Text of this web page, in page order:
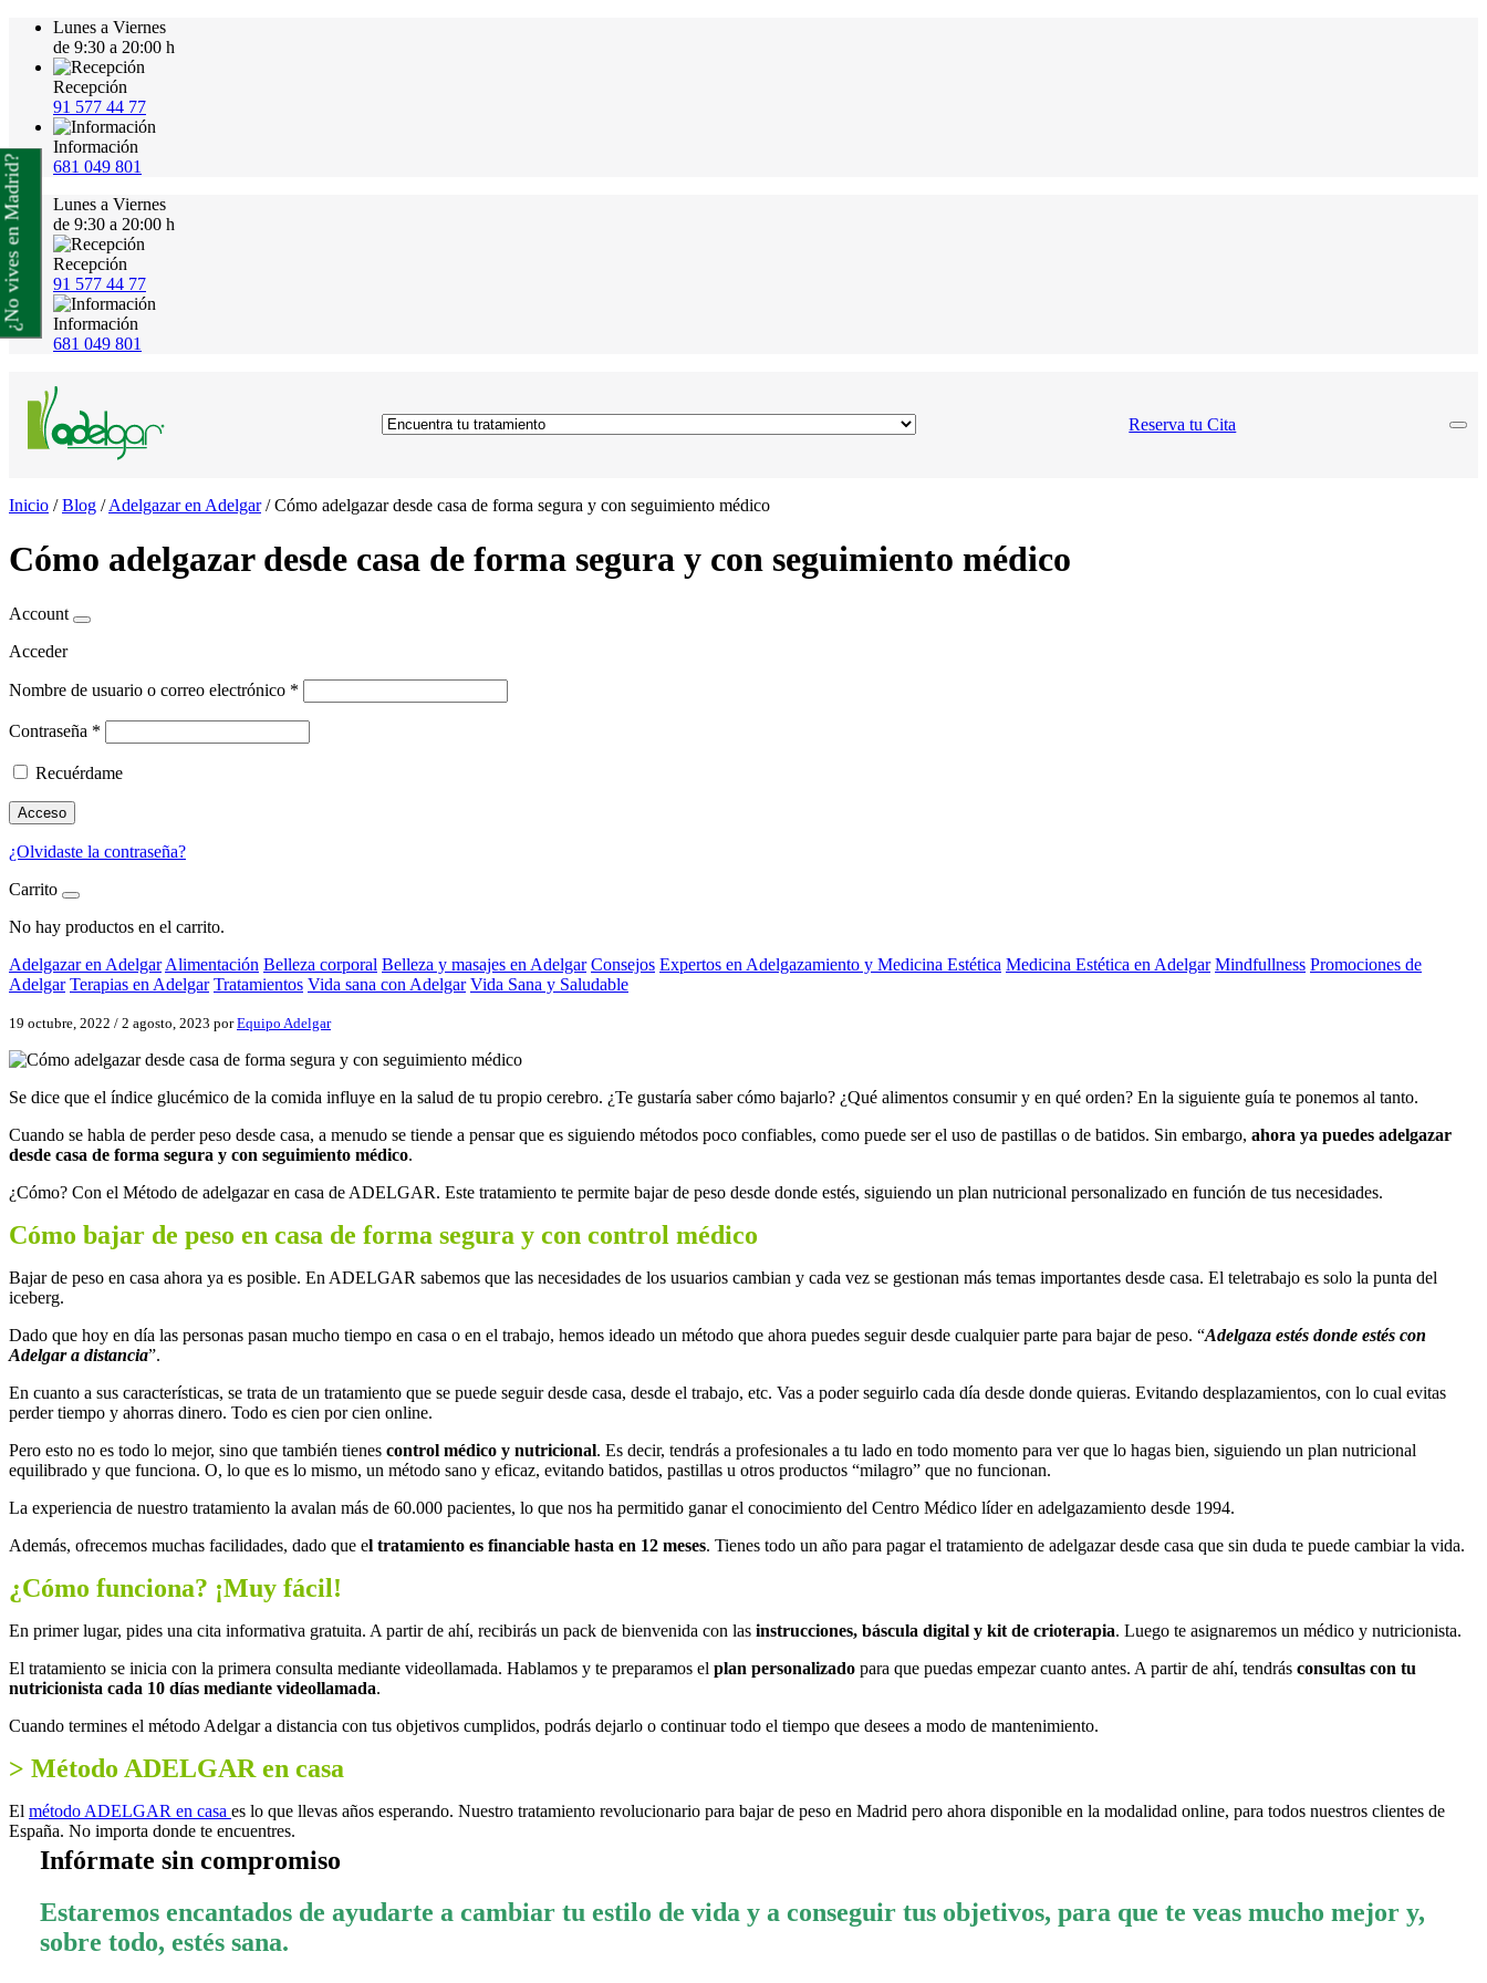
Lunes a Viernes
de 9:30 a 20:00 h
Recepción
91 577 44 77
Información
681 049 801
Lunes a Viernes
de 9:30 a 20:00 h
Recepción
91 577 44 77
Información
681 049 801
Reserva tu Cita
Inicio /Blog /Adelgazar en Adelgar/Cómo adelgazar desde casa de forma segura y con seguimiento médico
Cómo adelgazar desde casa de forma segura y con seguimiento médico
Account
Acceder
Nombre de usuario o correo electrónico *
Contraseña *
Recuérdame
Acceso
¿Olvidaste la contraseña?
Carrito
No hay productos en el carrito.
Adelgazar en Adelgar Alimentación Belleza corporal Belleza y masajes en Adelgar Consejos Expertos en Adelgazamiento y Medicina Estética Medicina Estética en Adelgar Mindfullness Promociones de
Adelgar Terapias en Adelgar Tratamientos Vida sana con Adelgar Vida Sana y Saludable
19 octubre, 2022 / 2 agosto, 2023 porEquipo Adelgar
Se dice que el índice glucémico de la comida influye en la salud de tu propio cerebro. ¿Te gustaría saber cómo bajarlo? ¿Qué alimentos consumir y en qué orden? En la siguiente guía te ponemos al tanto.
Cuando se habla de perder peso desde casa, a menudo se tiende a pensar que es siguiendo métodos poco confiables, como puede ser el uso de pastillas o de batidos. Sin embargo, ahora ya puedes adelgazar
desde casa de forma segura y con seguimiento médico.
¿Cómo? Con el Método de adelgazar en casa de ADELGAR. Este tratamiento te permite bajar de peso desde donde estés, siguiendo un plan nutricional personalizado en función de tus necesidades.
Cómo bajar de peso en casa de forma segura y con control médico
Bajar de peso en casa ahora ya es posible. En ADELGAR sabemos que las necesidades de los usuarios cambian y cada vez se gestionan más temas importantes desde casa. El teletrabajo es solo la punta del
iceberg.
Dado que hoy en día las personas pasan mucho tiempo en casa o en el trabajo, hemos ideado un método que ahora puedes seguir desde cualquier parte para bajar de peso. “Adelgaza estés donde estés con
Adelgar a distancia”.
En cuanto a sus características, se trata de un tratamiento que se puede seguir desde casa, desde el trabajo, etc. Vas a poder seguirlo cada día desde donde quieras. Evitando desplazamientos, con lo cual evitas
perder tiempo y ahorras dinero. Todo es cien por cien online.
Pero esto no es todo lo mejor, sino que también tienes control médico y nutricional. Es decir, tendrás a profesionales a tu lado en todo momento para ver que lo hagas bien, siguiendo un plan nutricional
equilibrado y que funciona. O, lo que es lo mismo, un método sano y eficaz, evitando batidos, pastillas u otros productos “milagro” que no funcionan.
La experiencia de nuestro tratamiento la avalan más de 60.000 pacientes, lo que nos ha permitido ganar el conocimiento del Centro Médico líder en adelgazamiento desde 1994.
Además, ofrecemos muchas facilidades, dado que el tratamiento es financiable hasta en 12 meses. Tienes todo un año para pagar el tratamiento de adelgazar desde casa que sin duda te puede cambiar la vida.
¿Cómo funciona? ¡Muy fácil!
En primer lugar, pides una cita informativa gratuita. A partir de ahí, recibirás un pack de bienvenida con las instrucciones, báscula digital y kit de crioterapia. Luego te asignaremos un médico y nutricionista.
El tratamiento se inicia con la primera consulta mediante videollamada. Hablamos y te preparamos el plan personalizado para que puedas empezar cuanto antes. A partir de ahí, tendrás consultas con tu
nutricionista cada 10 días mediante videollamada.
Cuando termines el método Adelgar a distancia con tus objetivos cumplidos, podrás dejarlo o continuar todo el tiempo que desees a modo de mantenimiento.
> Método ADELGAR en casa
El método ADELGAR en casa es lo que llevas años esperando. Nuestro tratamiento revolucionario para bajar de peso en Madrid pero ahora disponible en la modalidad online, para todos nuestros clientes de
España. No importa donde te encuentres.
Infórmate sin compromiso
Estaremos encantados de ayudarte a cambiar tu estilo de vida y a conseguir tus objetivos, para que te veas mucho mejor y,
sobre todo, estés sana.
¿No vives en Madrid?